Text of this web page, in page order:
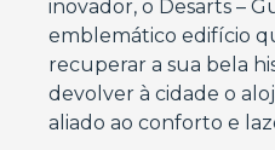
inovador, o Desarts –
emblemático edifício
recuperar a sua bela
devolver à cidade o
aliado ao conforto e